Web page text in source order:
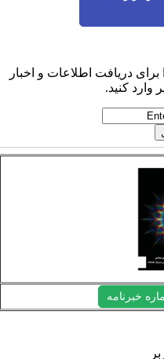
دریافت اطلاعات و اخبار
وارد کنید.
خبرنامه